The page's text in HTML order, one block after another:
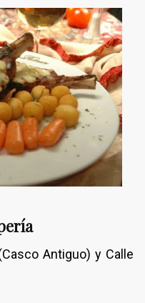
Antiguo) y Calle